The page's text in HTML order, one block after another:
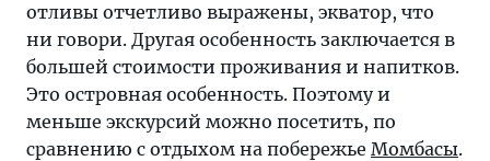
отливы отчетливо выражены, экватор, что
ни говори. Другая особенность заключается в
большей стоимости проживания и напитков.
Это островная особенность. Поэтому и
меньше экскурсий можно посетить, по
сравнению с отдыхом на побережье Момбасы.